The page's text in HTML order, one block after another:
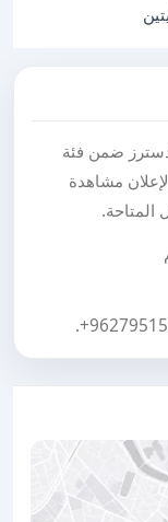
ضمن فئة
مشاهدة
المتاحة.
.